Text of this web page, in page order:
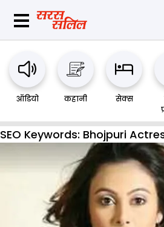
ऑडियो कहानी सेक्स
SEO Keywords: Bhojpuri